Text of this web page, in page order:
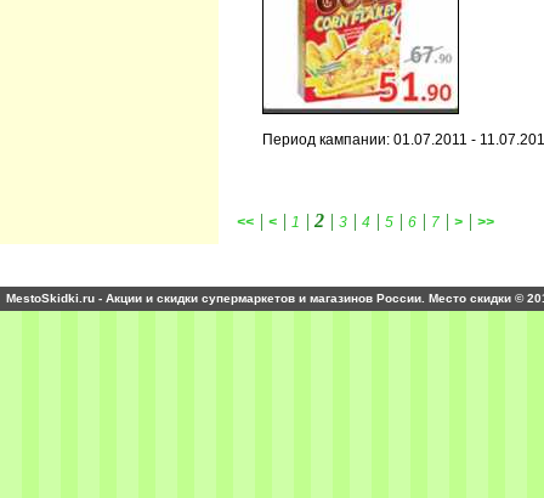
Период кампании: 01.07.2011 -
<< | < | 1 | 2 | 3 | 4 | 5 | 6 | 7 | > | >>
MestoSkidki.ru - Акции и скидки супермаркетов и магазинов России. Место скидки ©